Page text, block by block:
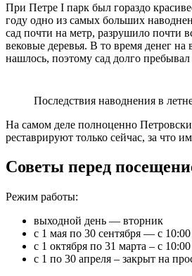
При Петре I парк был гораздо
году одно из самых больших
сад почти на метр, разрушило почти
вековые деревья. В то время денег на
нашлось, поэтому сад долго пребывал
Последствия наводнения в
На самом деле полноценно
реставрируют только сейчас, за что
Советы перед
Режим работы:
выходной день — вторник
с 1 мая по 30 сентября — с
с 1 октября по 31 марта – с
с 1 по 30 апреля – закрыт на